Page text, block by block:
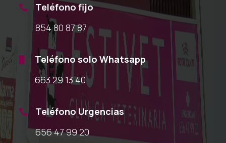

Teléfono fijo
854 80 87 87
Teléfono solo Whatsapp
663 29 13 40

Teléfono Urgencias
656 47 99 20